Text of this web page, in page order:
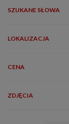
SZUKANE SŁOWA
LOKALIZACJA
CENA
ZDJĘCIA